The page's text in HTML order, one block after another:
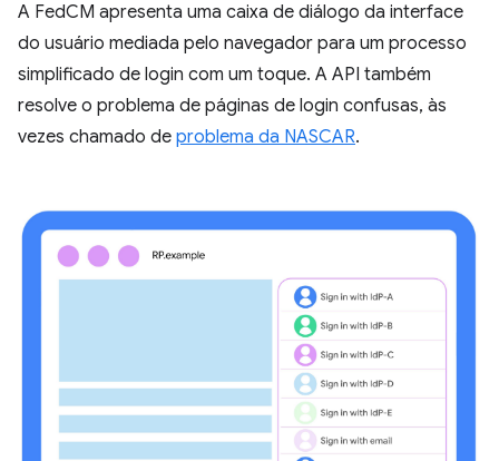
A FedCM apresenta uma caixa de diálogo da interface
do usuário mediada pelo navegador para um processo
simplificado de login com um toque. A API também
resolve o problema de páginas de login confusas, às
vezes chamado de problema da NASCAR.